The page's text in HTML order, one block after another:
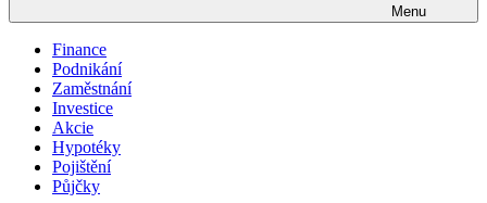
Menu
Finance
Podnikání
Zaměstnání
Investice
Akcie
Hypotéky
Pojištění
Půjčky